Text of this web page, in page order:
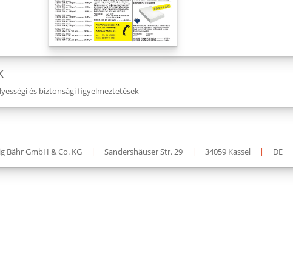
és biztonsági figyelmeztetések
Bähr GmbH & Co. KG | Sandershäuser Str. 29 | 34059 Kassel | DE